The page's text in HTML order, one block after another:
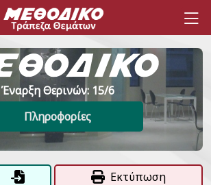
Έναρξη Θερινών: 15/6
Πληροφορίες
Εκτύπωση